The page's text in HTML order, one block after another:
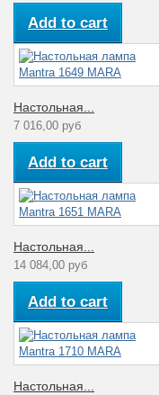
Add to cart
Настольная...
7 016,00 руб
Add to cart
Настольная...
14 084,00 руб
Add to cart
Настольная...